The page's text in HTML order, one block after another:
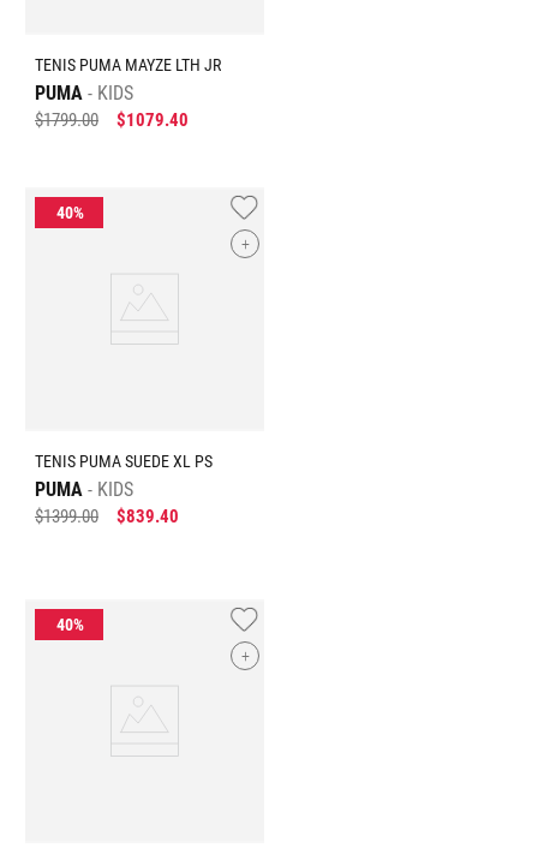
TENIS PUMA MAYZE LTH JR
PUMA KIDS
$1799.00 $1079.40
+
TENIS PUMA SUEDE XL PS
PUMA KIDS
$1399.00 $839.40
+